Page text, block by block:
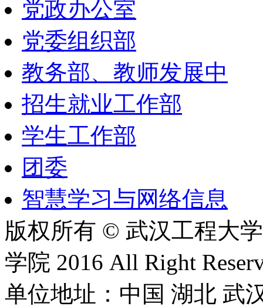
党政办公室
党委组织部
教务部、教师发展中
招生就业工作部
学生工作部
团委
智慧学习与网络信息
版权所有 © 武汉工程大
学院 2016 All Right
单位地址：中国 湖北 武